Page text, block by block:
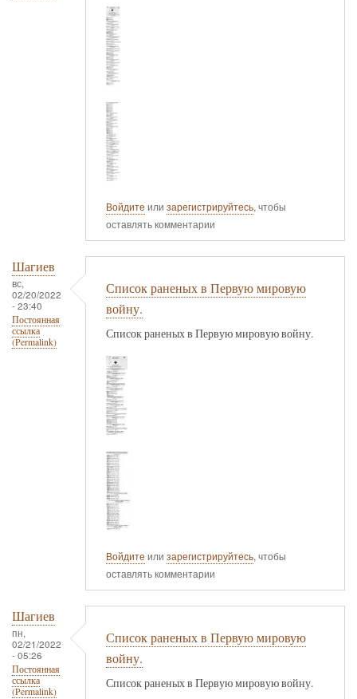
Войдите или зарегистрируйтесь, чтобы
оставлять комментарии
Шагиев
вс,
02/20/2022
- 23:40
Постоянная
ссылка
(Permalink)
Список раненых в Первую мировую
войну.
Список раненых в Первую мировую войну.
Войдите или зарегистрируйтесь, чтобы
оставлять комментарии
Шагиев
пн,
02/21/2022
- 05:26
Постоянная
ссылка
(Permalink)
Список раненых в Первую мировую
войну.
Список раненых в Первую мировую войну.